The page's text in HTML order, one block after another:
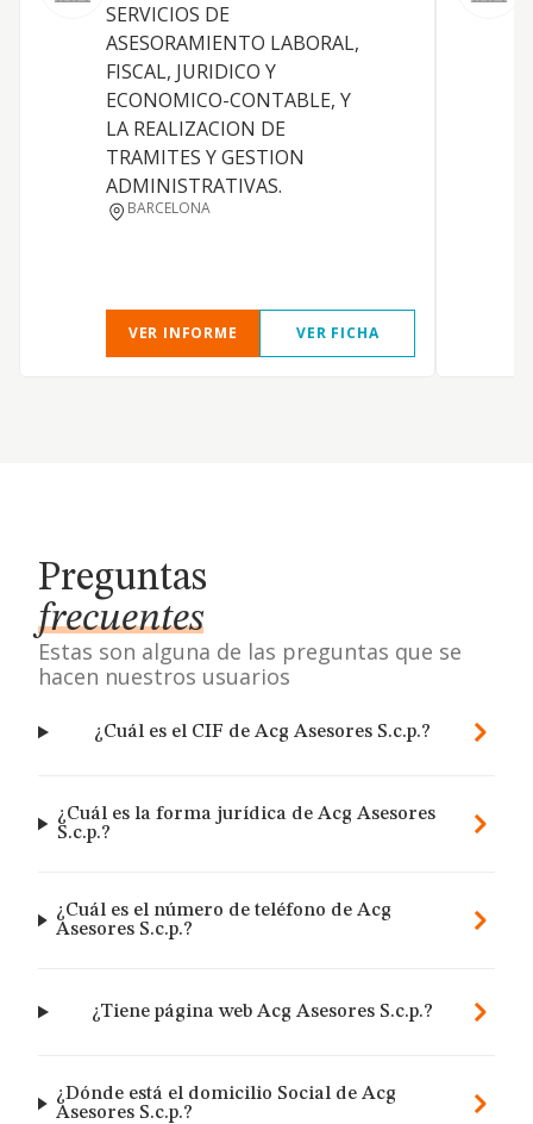
SERVICIOS DE
ASESORAMIENTO LABORAL,
FISCAL, JURIDICO Y
ECONOMICO-CONTABLE, Y
LA REALIZACION DE
TRAMITES Y GESTION
ADMINISTRATIVAS.
BARCELONA
VER INFORME VER FICHA
Preguntas
frecuentes
Estas son alguna de las preguntas que se
hacen nuestros usuarios
¿Cuál es el CIF de Acg Asesores S.c.p.?
¿Cuál es la forma jurídica de Acg Asesores
S.c.p.?
¿Cuál es el número de teléfono de Acg
Asesores S.c.p.?
¿Tiene página web Acg Asesores S.c.p.?
¿Dónde está el domicilio Social de Acg
Asesores S.c.p.?